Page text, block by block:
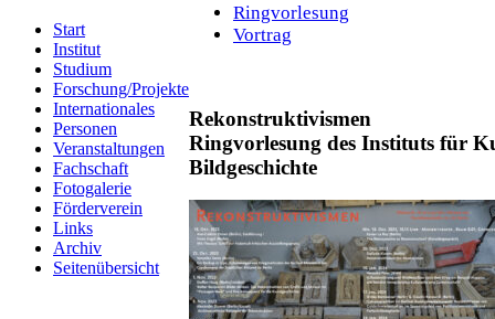
Start
Institut
Studium
Forschung/Projekte
Internationales
Personen
Veranstaltungen
Fachschaft
Fotogalerie
Förderverein
Links
Archiv
Seitenübersicht
Ringvorlesung
Vortrag
Rekonstruktivismen
Ringvorlesung des Instituts für
Bildgeschichte